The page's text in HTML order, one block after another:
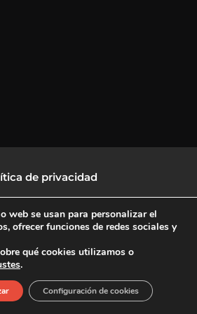
de privacidad
protección de datos
X
-
L
i
n
I
n
s
© 2026 CulturalTV
web se usan para personalizar el
ofrecer funciones de redes sociales y
qué cookies utilizamos o
.
Configuración de cookies